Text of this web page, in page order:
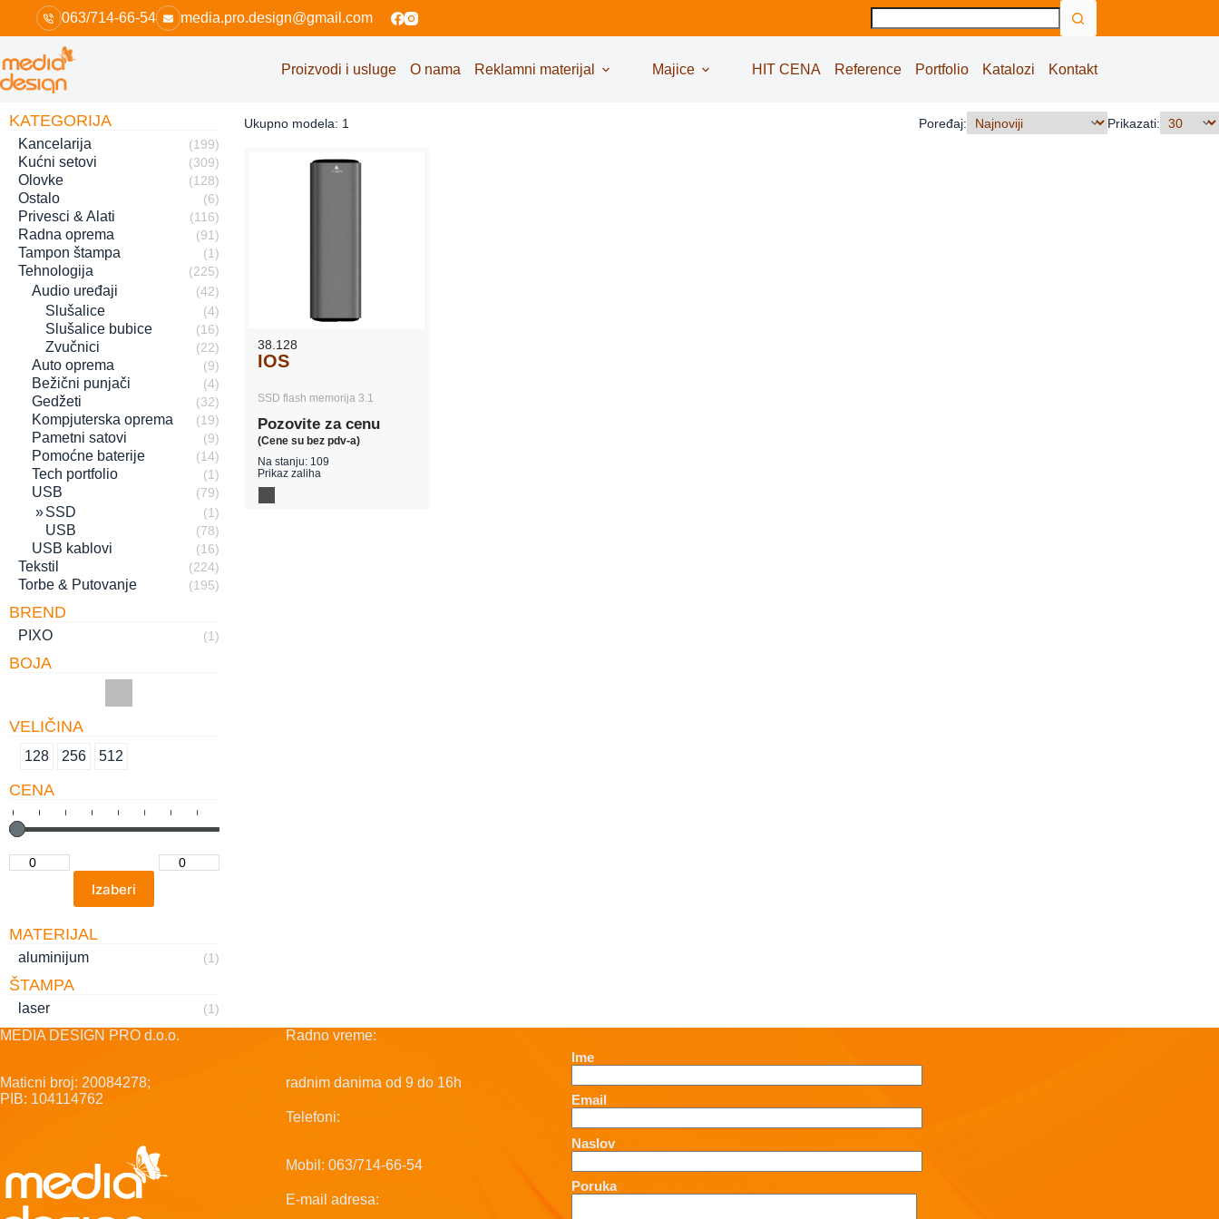
content
063/714-66-54
media.pro.design@gmail.com
Proizvodi i usluge O nama Reklamni materijal Majice HIT CENA Reference Portfolio Katalozi Kontakt
Ukupno modela: 1 Poređaj: Prikazati:
38.128
IOS
SSD flash memorija 3.1
Pozovite za cenu
(Cene su bez pdv-a)
Na stanju: 109
Prikaz zaliha
KATEGORIJA
Kancelarija (199)
Kućni setovi (309)
Olovke (128)
Ostalo (6)
Privesci & Alati (116)
Radna oprema (91)
Tampon štampa (1)
Tehnologija (225)
Audio uređaji (42)
Slušalice (4)
Slušalice bubice (16)
Zvučnici (22)
Auto oprema (9)
Bežični punjači (4)
Gedžeti (32)
Kompjuterska oprema (19)
Pametni satovi (9)
Pomoćne baterije (14)
Tech portfolio (1)
USB (79)
SSD (1)
USB (78)
USB kablovi (16)
Tekstil (224)
Torbe & Putovanje (195)
BREND
PIXO (1)
BOJA
VELIČINA
128 256 512
CENA
MATERIJAL
aluminijum (1)
ŠTAMPA
laser (1)
MEDIA DESIGN PRO d.o.o.
Maticni broj: 20084278;
PIB: 104114762
Radno vreme:
radnim danima od 9 do 16h
Telefoni:
Mobil: 063/714-66-54
E-mail adresa:
Ime
Email
Naslov
Poruka